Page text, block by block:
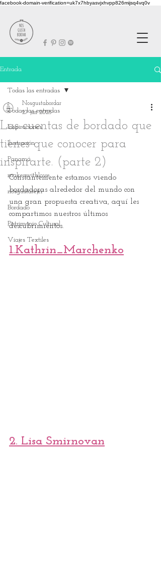
facebook-domain-verification=uk7x7hbyasvjxhvpp826mijsq4vq0v
Entrada
Todas las entradas
Inspiraciones
Ilustración
Panamá
makerwithlove
nosgustatejer
Bordado
Patrimonio Cultural
Viajes Textiles
Todas las entradas
Las cuentas de bordado que
tienes que conocer para
inspirarte. (parte 2)
Nosgustabordar
27 jun 2025
Constantemente estamos viendo
bordadoras alrededor del mundo con
una gran propuesta creativa, aquí les
compartimos nuestros últimos
descubrimientos.
1.Kathrin_Marchenko
2. Lisa Smirnovan